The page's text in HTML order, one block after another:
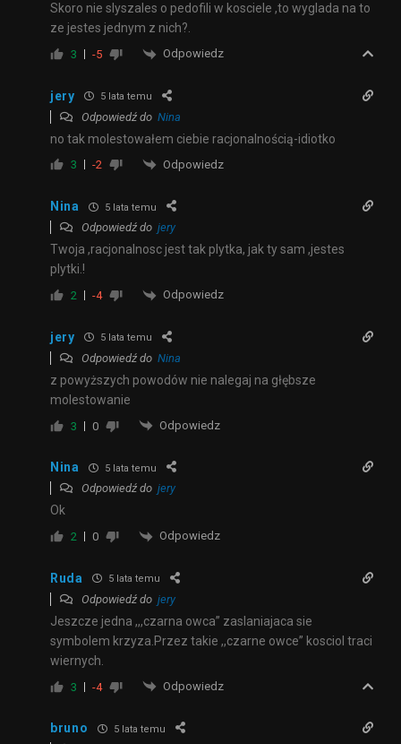
Skoro nie slyszales o pedofili w kosciele ,to wyglada na to
ze jestes jednym z nich?.
3 -5 Odpowiedz
jery 5 lata temu
Odpowiedź do Nina
no tak molestowałem ciebie racjonalnością-idiotko
3 -2 Odpowiedz
Nina 5 lata temu
Odpowiedź do jery
Twoja ,racjonalnosc jest tak plytka, jak ty sam ,jestes
plytki.!
2 -4 Odpowiedz
jery 5 lata temu
Odpowiedź do Nina
z powyższych powodów nie nalegaj na głębsze
molestowanie
3 0 Odpowiedz
Nina 5 lata temu
Odpowiedź do jery
Ok
2 0 Odpowiedz
Ruda 5 lata temu
Odpowiedź do jery
Jeszcze jedna ,,,czarna owca” zaslaniajaca sie
symbolem krzyza.Przez takie ,,czarne owce” kosciol traci
wiernych.
3 -4 Odpowiedz
bruno 5 lata temu